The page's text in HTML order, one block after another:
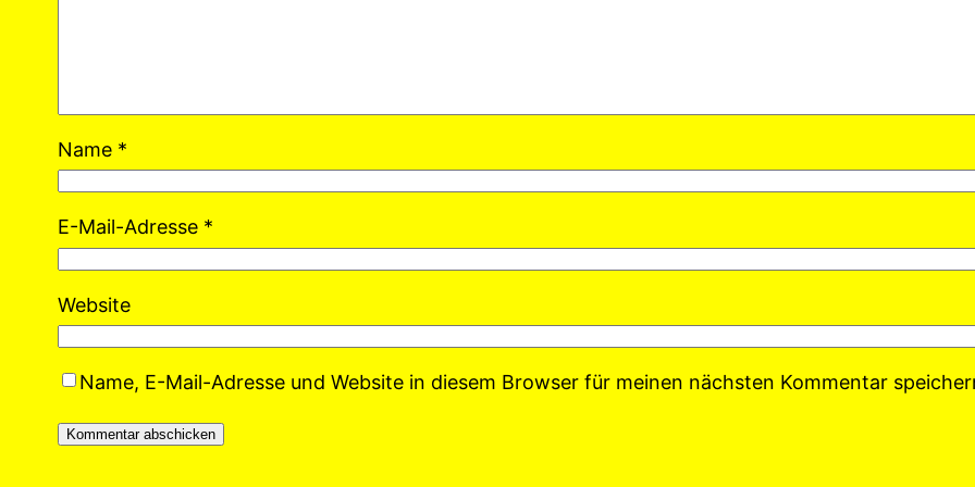
Name *
E-Mail-Adresse *
Website
Name, E-Mail-Adresse und Website in diesem Browser für meinen nächsten Kommentar